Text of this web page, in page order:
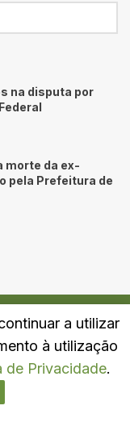
na disputa por
morte da ex-
pela Prefeitura de
de Privacidade
a utilizar
à utilização
de Privacidade.